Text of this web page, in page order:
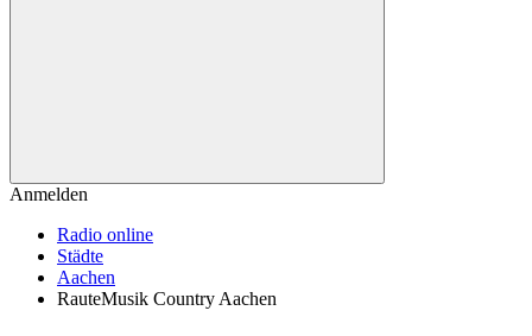
Anmelden
Radio online
Städte
Aachen
RauteMusik Country Aachen